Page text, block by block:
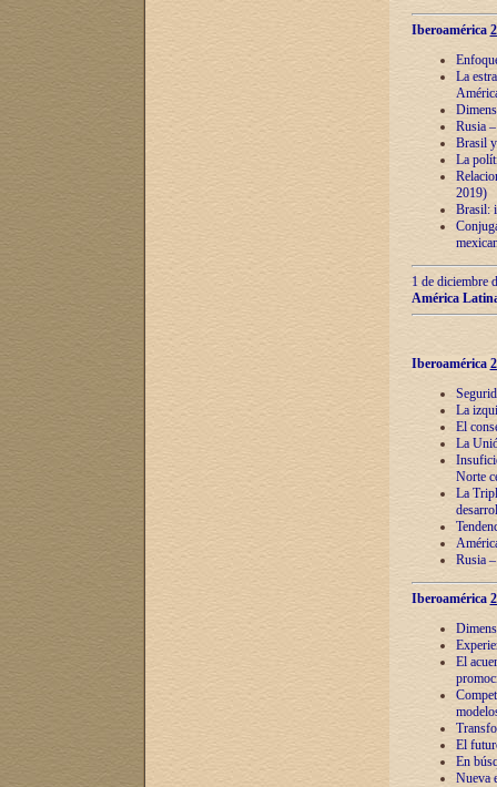
Iberoamérica
La
Rusia
Brasil
La
2019)
Brasil:
1 de diciembre
América
Iberoamérica
La
El
La
Norte
La
Rusia
Iberoamérica
El
El
En
Nueva